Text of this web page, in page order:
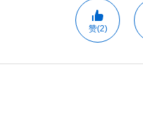
赞(2)